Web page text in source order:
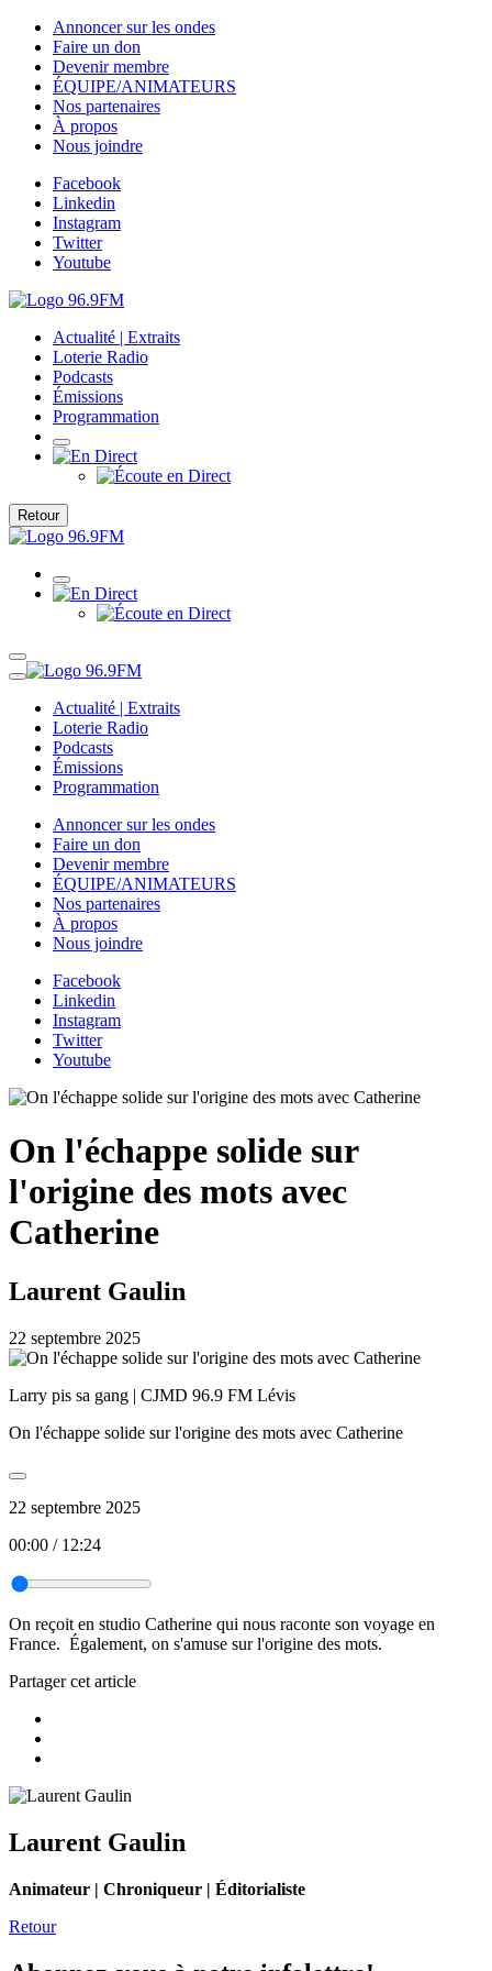
Annoncer sur les ondes
Faire un don
Devenir membre
ÉQUIPE/ANIMATEURS
Nos partenaires
À propos
Nous joindre
Facebook
Linkedin
Instagram
Twitter
Youtube
Actualité | Extraits
Loterie Radio
Podcasts
Émissions
Programmation
Retour
Actualité | Extraits
Loterie Radio
Podcasts
Émissions
Programmation
Annoncer sur les ondes
Faire un don
Devenir membre
ÉQUIPE/ANIMATEURS
Nos partenaires
À propos
Nous joindre
Facebook
Linkedin
Instagram
Twitter
Youtube
On l'échappe solide sur
l'origine des mots avec
Catherine
Laurent Gaulin
22 septembre 2025
Larry pis sa gang | CJMD 96.9 FM Lévis
On l'échappe solide sur l'origine des mots avec Catherine
22 septembre 2025
00:00 / 12:24
On reçoit en studio Catherine qui nous raconte son voyage en
France. Également, on s'amuse sur l'origine des mots.
Partager cet article
Laurent Gaulin
Animateur | Chroniqueur | Éditorialiste
Retour